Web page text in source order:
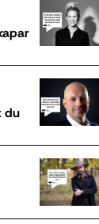
du